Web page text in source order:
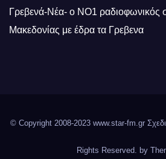
Γρεβενά-Νέα- ο ΝΟ1 ραδιοφωνικός
Μακεδονίας με έδρα τα Γρεβενα
© Copyright 2008-2023 www.star-fm.gr
Rights Reserved. by